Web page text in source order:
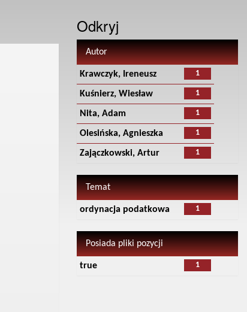
Odkryj
Autor
1
Krawczyk, Ireneusz
1
Kuśnierz, Wiesław
1
Nita, Adam
1
Olesińska, Agnieszka
1
Zajączkowski, Artur
Temat
1
ordynacja podatkowa
Posiada pliki pozycji
1
true